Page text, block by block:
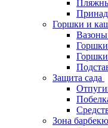
Горшки и
Горшки
Защита сада
Зона барбекю